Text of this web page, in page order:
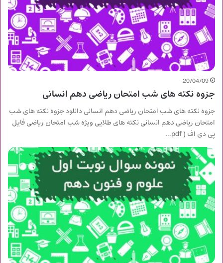
20/04/09
جزوه نکته های شب امتحان ریاضی دهم انسانی
جزوه نکته های شب امتحان ریاضی دهم انسانی دانلود جزوه نکته های شب
امتحان ریاضی دهم انسانی نکته های طلایی ویژه شب امتحان ریاضی فایل
پی دی اف ( pdf…